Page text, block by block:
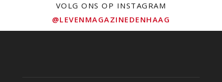
VOLG ONS OP INSTAGRAM
@LEVENMAGAZINEDENHAAG